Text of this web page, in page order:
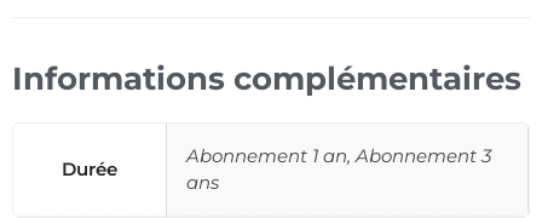
Informations complémentaires
Durée
Abonnement 1 an, Abonnement 3
ans